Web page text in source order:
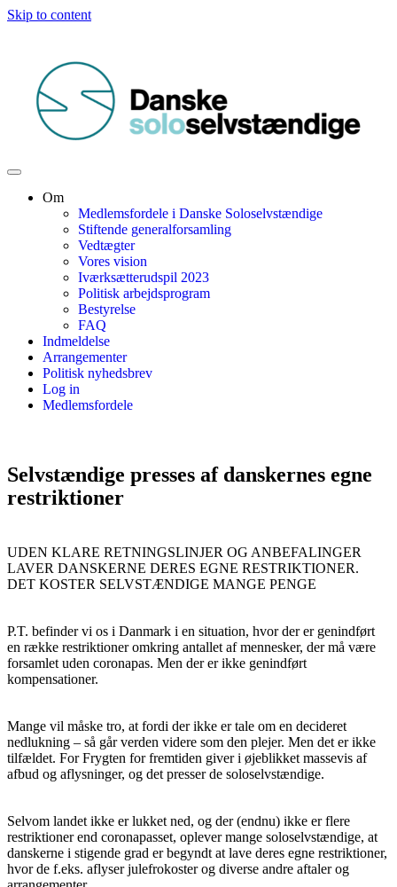
Skip to content
Om
Medlemsfordele i Danske Soloselvstændige
Stiftende generalforsamling
Vedtægter
Vores vision
Iværksætterudspil 2023
Politisk arbejdsprogram
Bestyrelse
FAQ
Indmeldelse
Arrangementer
Politisk nyhedsbrev
Log in
Medlemsfordele
Selvstændige presses af danskernes egne
restriktioner
UDEN KLARE RETNINGSLINJER OG ANBEFALINGER
LAVER DANSKERNE DERES EGNE RESTRIKTIONER.
DET KOSTER SELVSTÆNDIGE MANGE PENGE
P.T. befinder vi os i Danmark i en situation, hvor der er genindført
en række restriktioner omkring antallet af mennesker, der må være
forsamlet uden coronapas. Men der er ikke genindført
kompensationer.
Mange vil måske tro, at fordi der ikke er tale om en decideret
nedlukning – så går verden videre som den plejer. Men det er ikke
tilfældet. For Frygten for fremtiden giver i øjeblikket massevis af
afbud og aflysninger, og det presser de soloselvstændige.
Selvom landet ikke er lukket ned, og der (endnu) ikke er flere
restriktioner end coronapasset, oplever mange soloselvstændige, at
danskerne i stigende grad er begyndt at lave deres egne restriktioner,
hvor de f.eks. aflyser julefrokoster og diverse andre aftaler og